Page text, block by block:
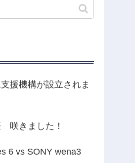
援機構が設立されま
咲きました！
6 vs SONY wena3